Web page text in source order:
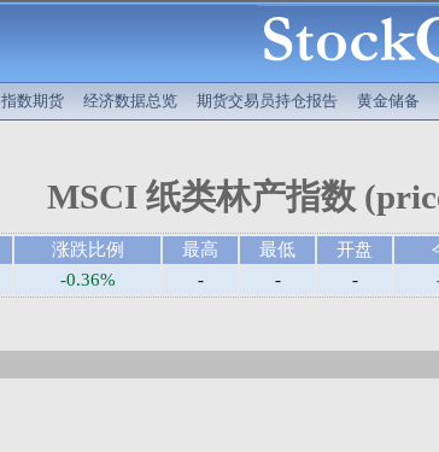
指数期货 经济数据总览 期货交易员持仓报告 黄金储备
MSCI 纸类林产指数
涨跌比例 最高 最低 开盘
-0.36% - - -